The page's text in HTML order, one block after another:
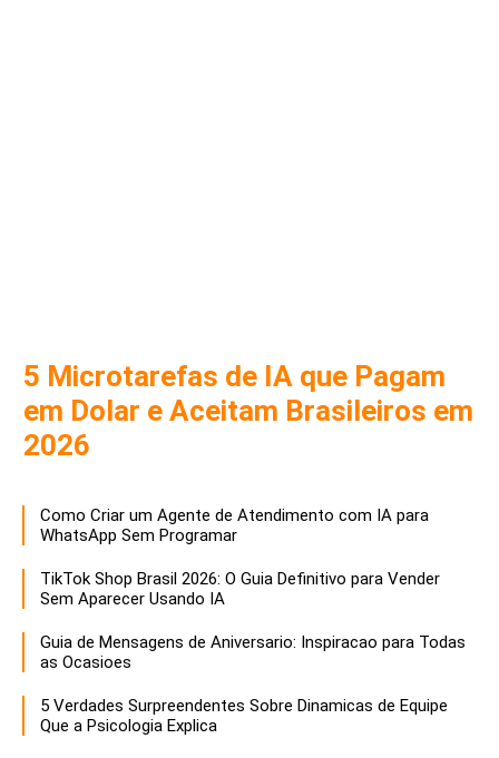
5 Microtarefas de IA que Pagam
em Dolar e Aceitam Brasileiros em
2026
Como Criar um Agente de Atendimento com IA para
WhatsApp Sem Programar
TikTok Shop Brasil 2026: O Guia Definitivo para Vender
Sem Aparecer Usando IA
Guia de Mensagens de Aniversario: Inspiracao para Todas
as Ocasioes
5 Verdades Surpreendentes Sobre Dinamicas de Equipe
Que a Psicologia Explica